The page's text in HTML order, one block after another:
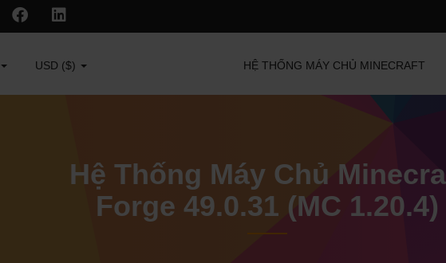
USD ($) HỆ THỐNG MÁY CHỦ MINECRAFT
Hệ Thống Máy Chủ
Forge 49.0.31 (MC 1.20.4)